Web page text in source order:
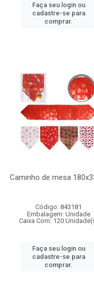
Faça seu login ou
cadastre-se para
comprar.
Caminho de mesa
Código: 843181
Embalagem: Unidade
Caixa Com: 120
Faça seu login ou
cadastre-se para
comprar.